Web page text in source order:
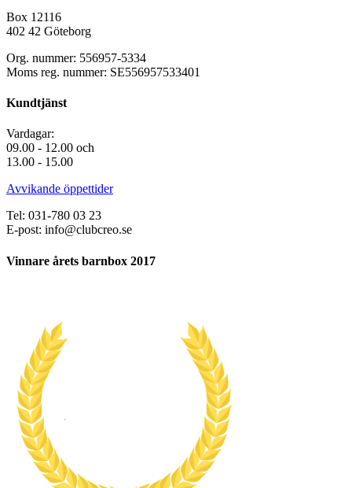
Box 12116
402 42 Göteborg
Org. nummer: 556957-5334
Moms reg. nummer: SE556957533401
Kundtjänst
Vardagar:
09.00 - 12.00 och
13.00 - 15.00
Avvikande öppettider
Tel: 031-780 03 23
E-post: info@clubcreo.se
Vinnare årets barnbox 2017